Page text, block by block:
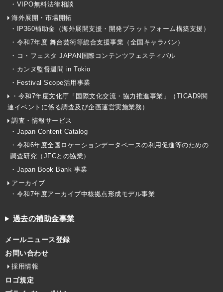
・VIPO無料法律相談
海外展開・市場開拓
・IP360補助金（海外展開支援・開発プラットフォーム構築支援）
・令和7年度 舞台芸術等総合支援事業（全国キャラバン）
・コ・フェスタ JAPAN国際コンテンツフェスティバル
・カンヌ監督週間 in Tokio
・Festival Scope活用事業
・令和7年度文化庁「国際文化交流・協力推進事業」（TICAD9関
連イベントに係る調査及び企画運営実施業務）
調査・情報サービス
・Japan Content Catalog
・令和6年度全国ロケーションデータベースの利用促進等のための
調査研究（JFCとの協業）
・Japan Book Bank 事業
アーカイブ
・令和7年度アーカイブ中核拠点形成モデル事業
過去の補助金事業
メールニュース登録
お問い合わせ
採用情報
ロゴ規定